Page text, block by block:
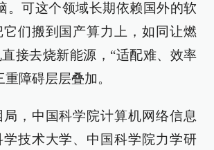
。可这个领域长期依赖国外的软
们搬到国产算力上，如同让燃
接去烧新能源，“适配难、效率
障碍层层叠加。
，中国科学院计算机网络信息
技术大学、中国科学院力学研